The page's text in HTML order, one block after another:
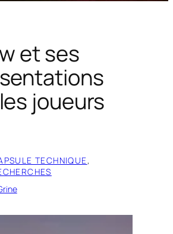
et ses
joueurs
TECHNIQUE